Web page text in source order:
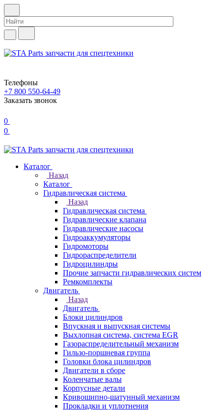
Телефоны
+7 800 550-64-49
Заказать звонок
0
0
Каталог
Назад
Каталог
Гидравлическая система
Назад
Гидравлическая система
Гидравлические клапана
Гидравлические насосы
Гидроаккумуляторы
Гидромоторы
Гидрораспределители
Гидроцилиндры
Прочие запчасти гидравлических систем
Ремкомплекты
Двигатель
Назад
Двигатель
Блоки цилиндров
Впускная и выпускная системы
Выхлопная система, система EGR
Газораспределительный механизм
Гильзо-поршневая группа
Головки блока цилиндров
Двигатели в сборе
Коленчатые валы
Корпусные детали
Кривошипно-шатунный механизм
Прокладки и уплотнения